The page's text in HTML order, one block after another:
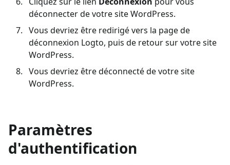
déconnecter de votre site WordPress.
Vous devriez être redirigé vers la page de
déconnexion Logto, puis de retour sur votre site
WordPress.
Vous devriez être déconnecté de votre site
WordPress.
Paramètres
d'authentification